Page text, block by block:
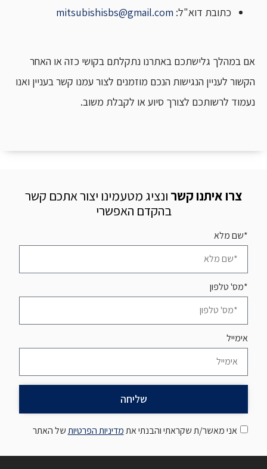
כתובת דוא"ל: mitsubishisbs@gmail.com
אם במהלך גלישתכם באתרנו נתקלתם בקושי כזה או האחר
הקשור לעניין הנגישות הנכם מוזמנים לצור עמנו קשר בעניין ואנו
נעמוד לרשותכם לצורך סיוע או לקבלת משוב.
צרו איתנו קשר ונציג מטעמינו יצור אתכם קשר
בהקדם האפשרי
*שם מלא
*מס' טלפון
אימייל
אני מאשר/ת שקראתי והבנתי אתמדיניות הפרטיותשל האתר
שליחה